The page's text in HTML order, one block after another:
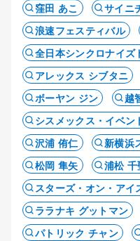
窪田 あこ
サイニ
浪速フェスティバル
全日本シンクロナイズ
アレックス シブタニ
ボーヤン ジン
越
シスメックス・イベン
沢浦 侑仁
新横浜
松岡 隼矢
浦松 千
スターズ・オン・アイ
ララナキ グットマン
パトリック チャン